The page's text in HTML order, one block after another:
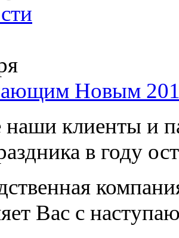
Новым
наши клиенты и
в году
Вас с